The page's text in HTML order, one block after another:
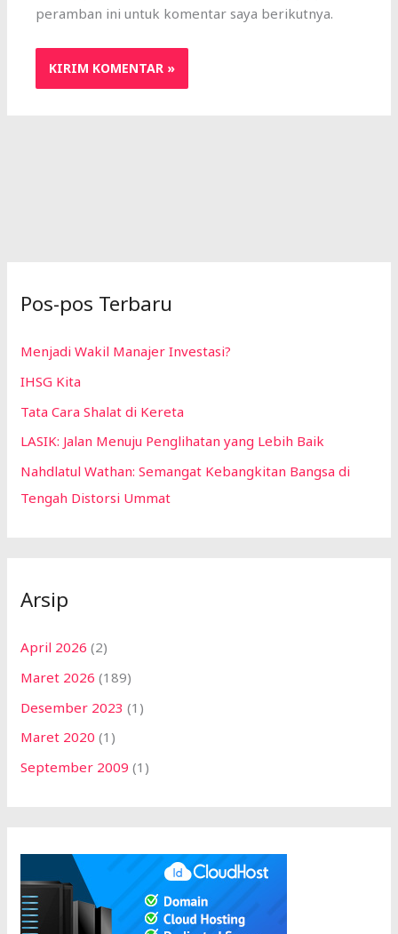
peramban ini untuk komentar saya berikutnya.
Pos-pos Terbaru
Menjadi Wakil Manajer Investasi?
IHSG Kita
Tata Cara Shalat di Kereta
LASIK: Jalan Menuju Penglihatan yang Lebih Baik
Nahdlatul Wathan: Semangat Kebangkitan Bangsa di
Tengah Distorsi Ummat
Arsip
April 2026 (2)
Maret 2026 (189)
Desember 2023 (1)
Maret 2020 (1)
September 2009 (1)